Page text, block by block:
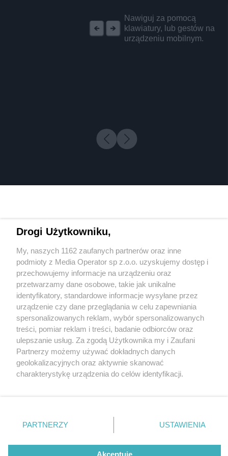
Nawiguj za pomocą
klawiatury, lub gestów na
urządzeniu mobilnym.
3 / 0
Wydawca mediów lokalnych
Nie zapomnij
zapoznać się z:
polityką prywatności regulamin korzystania z portali
Twojemiasto
Piekary Śląskie
Chorzów
Tarnowskie Góry
Gliwice
Skontakuj sięz nami
Kontakt
Wydawca
Redakcja
Drogi Użytkowniku,
My, naszych 1162 zaufanych partnerów oraz inne
podmioty z Media Operator sp z.o.o. uzyskujemy dostęp i
przechowujemy informacje na urządzeniu oraz
przetwarzamy dane osobowe, takie jak unikalne
identyfikatory, standardowe informacje wysyłane przez
urządzenie czy dane przeglądania w celu zapewniania
spersonalizowanych reklam, wybór spersonalizowanych
treści, pomiar reklam i treści, badanie odbiorców oraz
ulepszanie usług. Za zgodą Użytkownika my i Zaufani
Partnerzy możemy używać dokładnych danych
geolokalizacyjnych oraz aktywnie skanować
charakterystykę urządzenia do celów identyfikacji.
zmienić/wycofać klikając przycisk ustawień prywatności
znajdujący się w lewym dolnym rogu strony
rodzaje przetwarzania danych nie wymagają zgody
użytkownika, ale masz prawo sprzeciwić się takiemu
PARTNERZY USTAWIENIA
Akceptuję